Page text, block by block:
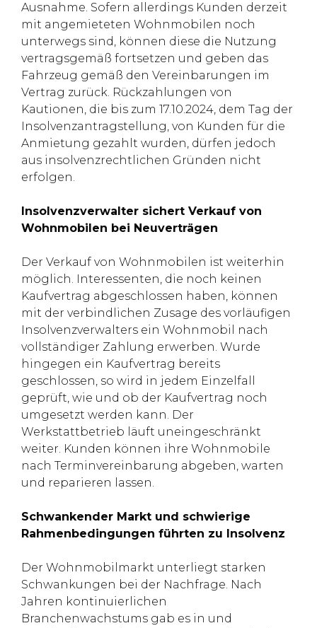
Ausnahme. Sofern allerdings Kunden derzeit
mit angemieteten Wohnmobilen noch
unterwegs sind, können diese die Nutzung
vertragsgemäß fortsetzen und geben das
Fahrzeug gemäß den Vereinbarungen im
Vertrag zurück. Rückzahlungen von
Kautionen, die bis zum 17.10.2024, dem Tag der
Insolvenzantragstellung, von Kunden für die
Anmietung gezahlt wurden, dürfen jedoch
aus insolvenzrechtlichen Gründen nicht
erfolgen.
Insolvenzverwalter sichert Verkauf von
Wohnmobilen bei Neuverträgen
Der Verkauf von Wohnmobilen ist weiterhin
möglich. Interessenten, die noch keinen
Kaufvertrag abgeschlossen haben, können
mit der verbindlichen Zusage des vorläufigen
Insolvenzverwalters ein Wohnmobil nach
vollständiger Zahlung erwerben. Wurde
hingegen ein Kaufvertrag bereits
geschlossen, so wird in jedem Einzelfall
geprüft, wie und ob der Kaufvertrag noch
umgesetzt werden kann. Der
Werkstattbetrieb läuft uneingeschränkt
weiter. Kunden können ihre Wohnmobile
nach Terminvereinbarung abgeben, warten
und reparieren lassen.
Schwankender Markt und schwierige
Rahmenbedingungen führten zu Insolvenz
Der Wohnmobilmarkt unterliegt starken
Schwankungen bei der Nachfrage. Nach
Jahren kontinuierlichen
Branchenwachstums gab es in und